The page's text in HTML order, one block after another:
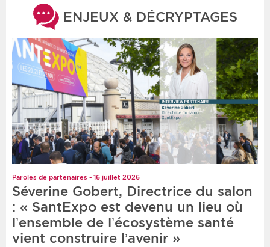
ENJEUX & DÉCRYPTAGES
Paroles de partenaires - 16 juillet 2026
Séverine Gobert, Directrice du salon
: « SantExpo est devenu un lieu où
l’ensemble de l’écosystème santé
vient construire l’avenir »